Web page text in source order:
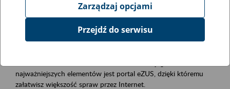
Opis wydarzenia
Platforma Usług Elektronicznych ZUS eZUS
najważniejszych elementów jest portal eZUS, dzięki któremu
załatwisz większość spraw przez Internet.
Zarządzaj opcjami
Przejdź do serwisu